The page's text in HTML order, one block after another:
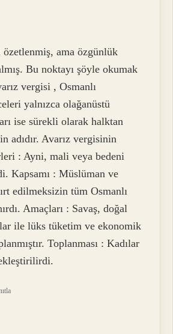
ama özgünlük
Bu noktayı şöyle okumak
vergisi , Osmanlı
yalnızca olağanüstü
ise sürekli olarak halktan
adıdır. Avarız vergisinin
: Ayni, mali veya bedeni
Kapsamı : Müslüman ve
edilmeksizin tüm Osmanlı
Amaçları : Savaş, doğal
ile lüks tüketim ve ekonomik
Toplanması : Kadılar